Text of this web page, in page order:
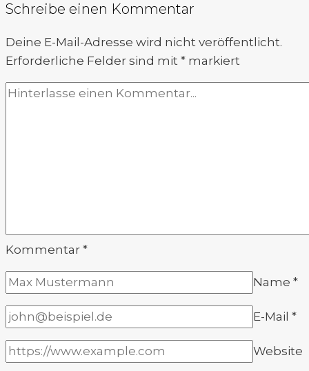
Schreibe einen Kommentar
Deine E-Mail-Adresse wird nicht veröffentlicht.
Erforderliche Felder sind mit * markiert
Kommentar *
Name *
E-Mail *
Website